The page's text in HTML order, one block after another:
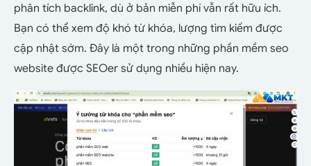
phân tích backlink, dù ở bản miễn phí vẫn rất hữu ích.
Bạn có thể xem độ khó từ khóa, lượng tìm kiếm được
cập nhật sớm. Đây là một trong những phần mềm seo
website được SEOer sử dụng nhiều hiện nay.